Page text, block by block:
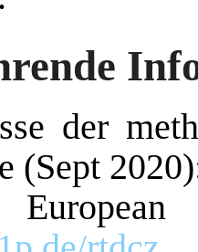
der
(Sept